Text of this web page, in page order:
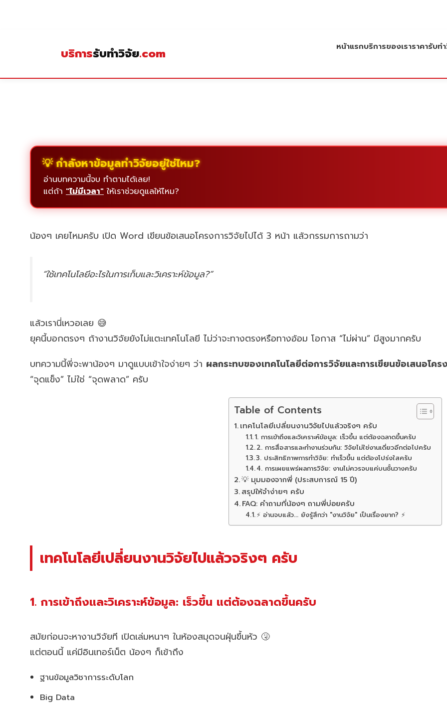
บริการรับทำวิจัย.com หน้าแรกบริการของเราราคารับท
💡 กำลังหาข้อมูลทำวิจัยอยู่ใช่ไหม?
อ่านบทความนี้จบ ทำตามได้เลย!
แต่ถ้า "ไม่มีเวลา" ให้เราช่วยดูแลให้ไหม?
น้องๆ เคยไหมครับ เปิด Word เขียนข้อเสนอโครงการวิจัยไปได้ 3 หน้า แล้วกรรมการถามว่า
“ใช้เทคโนโลยีอะไรในการเก็บและวิเคราะห์ข้อมูล?”
แล้วเรานี่เหวอเลย 😅
ยุคนี้บอกตรงๆ ถ้างานวิจัยยังไม่แตะเทคโนโลยี ไม่ว่าจะทางตรงหรือทางอ้อม โอกาส “ไม่ผ่าน” มีสูงมากครับ
บทความนี้พี่จะพาน้องๆ มาดูแบบเข้าใจง่ายๆ ว่า ผลกระทบของเทคโนโลยีต่อการวิจัยและการเขียนข้อเสนอโคร
“จุดแข็ง” ไม่ใช่ “จุดพลาด” ครับ
Table of Contents
เทคโนโลยีเปลี่ยนงานวิจัยไปแล้วจริงๆ ครับ
1. การเข้าถึงและวิเคราะห์ข้อมูล: เร็วขึ้น แต่ต้องฉลาดขึ้นครับ
2. การสื่อสารและทำงานร่วมกัน: วิจัยไม่ใช่งานเดี่ยวอีกต่อไปครับ
3. ประสิทธิภาพการทำวิจัย: ทำเร็วขึ้น แต่ต้องโปร่งใสครับ
4. การเผยแพร่ผลการวิจัย: งานไม่ควรจบแค่บนชั้นวางครับ
💡 มุมมองจากพี่ (ประสบการณ์ 15 ปี)
สรุปให้จำง่ายๆ ครับ
FAQ: คำถามที่น้องๆ ถามพี่บ่อยครับ
⚡ อ่านจบแล้ว... ยังรู้สึกว่า "งานวิจัย" เป็นเรื่องยาก? ⚡
เทคโนโลยีเปลี่ยนงานวิจัยไปแล้วจริงๆ ครับ
1. การเข้าถึงและวิเคราะห์ข้อมูล: เร็วขึ้น แต่ต้องฉลาดขึ้นครับ
สมัยก่อนจะหางานวิจัยที เปิดเล่มหนาๆ ในห้องสมุดจนฝุ่นขึ้นหัว 🤧
แต่ตอนนี้ แค่มีอินเทอร์เน็ต น้องๆ ก็เข้าถึง
ฐานข้อมูลวิชาการระดับโลก
Big Data